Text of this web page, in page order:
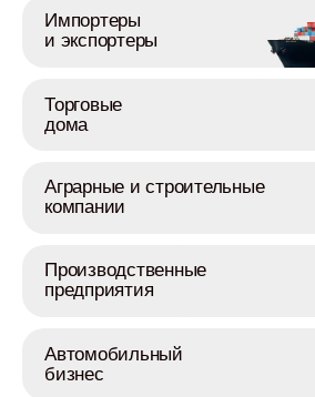
Импортеры
и экспортеры
Торговые
дома
Аграрные и строительные
компании
Производственные
предприятия
Автомобильный
бизнес